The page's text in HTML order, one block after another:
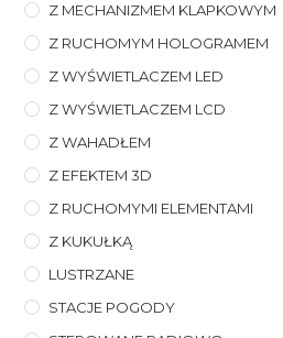
Z MECHANIZMEM KLAPKOWYM
Z RUCHOMYM HOLOGRAMEM
Z WYŚWIETLACZEM LED
Z WYŚWIETLACZEM LCD
Z WAHADŁEM
Z EFEKTEM 3D
Z RUCHOMYMI ELEMENTAMI
Z KUKUŁKĄ
LUSTRZANE
STACJE POGODY